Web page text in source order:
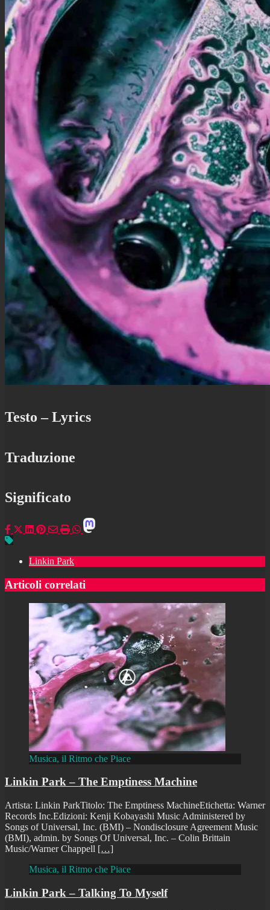
Testo – Lyrics
Traduzione
Significato
Linkin Park
Articoli correlati
Musica, il Ritmo che Piace
Linkin Park – The Emptiness Machine
Artista: Linkin ParkTitolo: The Emptiness MachineEtichetta: Warner
Records Inc.Edizioni: Kenji Kobayashi Music Administered by
Songs of Universal, Inc. (BMI) – Nondisclosure Agreement Music
(BMI), admin. by Songs Of Universal, Inc. – Colin Brittain
Music/Warner Chappell […]
Musica, il Ritmo che Piace
Linkin Park – Talking To Myself